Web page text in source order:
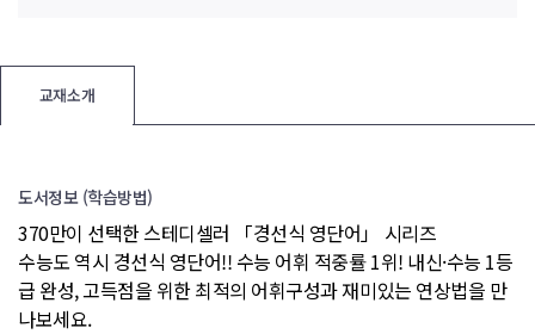
교재소개
도서정보 (학습방법)
370만이 선택한 스테디셀러 「경선식 영단어」 시리즈
수능도 역시 경선식 영단어!! 수능 어휘 적중률 1위! 내신·수능 1등
급 완성, 고득점을 위한 최적의 어휘구성과 재미있는 연상법을 만
나보세요.